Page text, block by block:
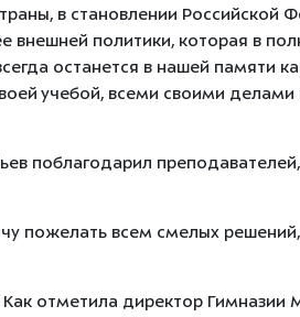
в становлении Российской
внешней политики, которая в
останется в нашей памяти
учебой, всеми своими
поблагодарил
пожелать всем смелых
отметила директор Гимназии